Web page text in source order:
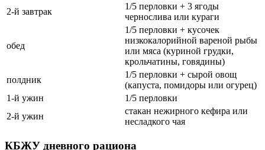
2-й завтрак
1/5 перловки + 3 ягоды
чернослива или кураги
обед
1/5 перловки + кусочек
низкокалорийной вареной рыбы
или мяса (куриной грудки,
крольчатины, говядины)
полдник
1/5 перловки + сырой овощ
(капуста, помидоры или огурец)
1-й ужин
1/5 перловки
2-й ужин
стакан нежирного кефира или
несладкого чая
КБЖУ дневного рациона